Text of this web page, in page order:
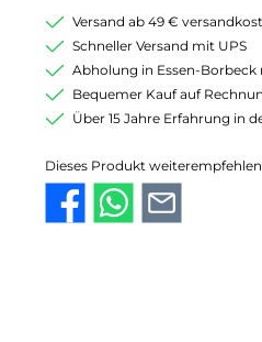
Versand ab 49 €
Schneller Versand mit UPS
Abholung in Essen-Borbeck
Bequemer Kauf auf
Über 15 Jahre Erfahrung in
Dieses Produkt